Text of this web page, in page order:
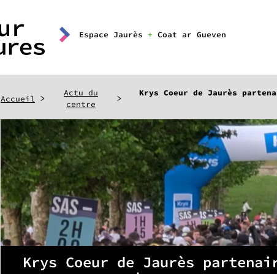
Espace Jaurès + Coat ar Gueven
Accueil >
Actu du
centre
>
Krys Coeur de Jaurès
Krys Coeur de Jaurès